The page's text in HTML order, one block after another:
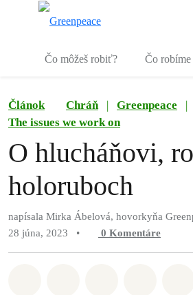
Čo môžeš robiť? Čo robíme
Článok Chráň | Greenpeace
|
The issues we work on
O hlucháňovi,
holoruboch
napísala Mirka Ábelová, hovorkyňa
28 júna, 2023
• 0 Komentáre